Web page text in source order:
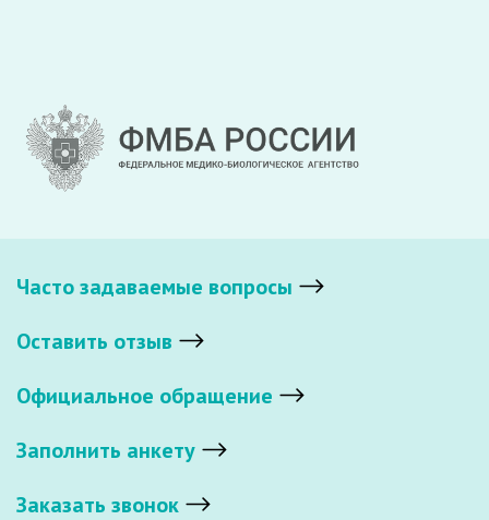
Часто задаваемые вопросы
Оставить отзыв
Официальное обращение
Заполнить анкету
Заказать звонок